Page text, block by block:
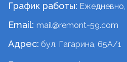
График работы:
Email: mail@remont-59.com
Адрес: бул. Гагарина, 65А/1